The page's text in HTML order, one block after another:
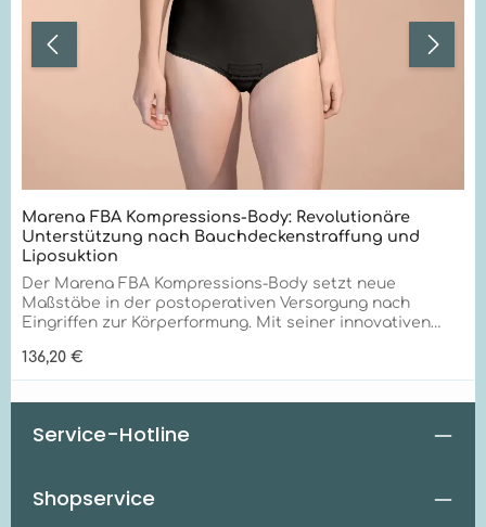
Marena FBA Kompressions-Body: Revolutionäre
Unterstützung nach Bauchdeckenstraffung und
Liposuktion
Der Marena FBA Kompressions-Body setzt neue
Maßstäbe in der postoperativen Versorgung nach
Eingriffen zur Körperformung. Mit seiner innovativen
Qualitätsmerkmalen bietet er unübertroffene
Unterstützung für Bauch, Rücken und Hüften. Optimale
Unterstützung für Taillendefinition und Rückenformung
für: Nachsorge nach Bauchdeckenstraffung
Gezielte Rückenformung Effektive Hüftkonturierung
Regulärer Preis:
136,20 €
Service-Hotline
Shopservice